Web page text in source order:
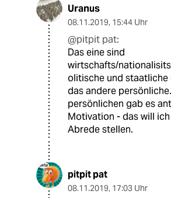
Uranus
08.11.2019, 15:44 Uhr
@pitpit pat:
Das eine sind
wirtschafts/
olitische und staatliche
das andere
persönlichen gab es
Motivation - das will
Abrede stellen.
pitpit pat
08.11.2019, 17:03 Uhr